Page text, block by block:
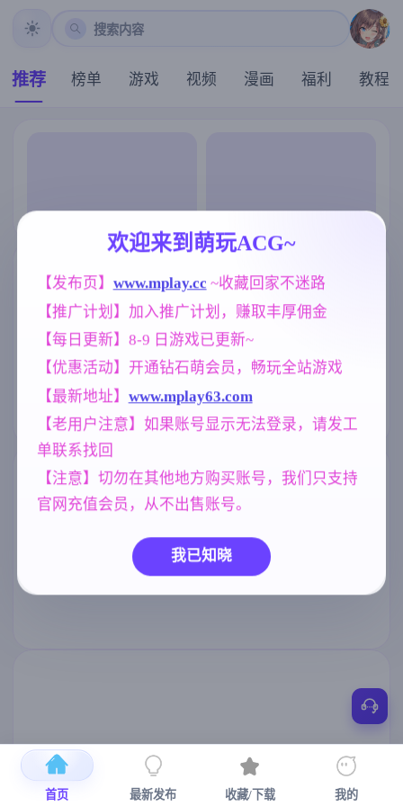
搜索内容
推荐 榜单 游戏 视频 漫画 福利 教程
欢迎来到萌玩ACG~
【发布页】 www.mplay.cc ~收藏回家不迷路
【推广计划】加入推广计划，赚取丰厚佣金
【每日更新】8-9 日游戏已更新~
【优惠活动】开通钻石萌会员，畅玩全站游戏
【最新地址】 www.mplay63.com
【老用户注意】如果账号显示无法登录，请发工
单联系找回
【注意】切勿在其他地方购买账号，我们只支持
官网充值会员，从不出售账号。
我已知晓
首页 最新发布 收藏/下载 我的